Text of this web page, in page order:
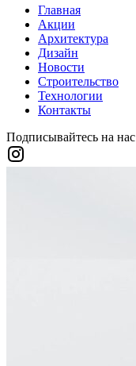
Главная
Акции
Архитектура
Дизайн
Новости
Строительство
Технологии
Контакты
Подписывайтесь на нас